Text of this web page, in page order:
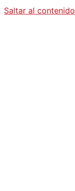
Saltar al contenido